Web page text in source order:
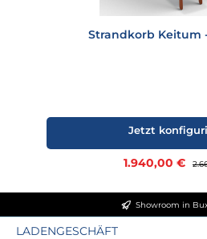
Strandkorb Keitum
Verkaufspreis:
1.940,00 €
Jetzt
Showroom in
LADENGESCHÄFT